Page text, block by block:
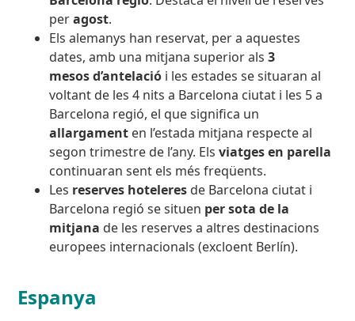
peragost.
Els alemanys han reservat, per a aquestes
dates, amb una mitjana superior als3
mesosd’antelació i les estades se situaran al
voltant de les 4 nits a Barcelona ciutat i les 5 a
Barcelona regió, el que significa un
allargament en l’estada mitjana respecte al
segon trimestre de l’any. Elsviatges en parella
continuaran sent els més freqüents.
Les reserves hoteleres de Barcelona ciutat i
Barcelona regió se situen per sota de la
mitjana de les reserves a altres destinacions
europees internacionals (excloent Berlín).
Espanya